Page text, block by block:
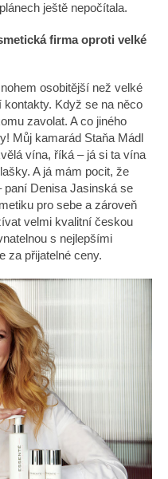
ještě nepočítala.
firma oproti velké
osobitější než velké
Když se na něco
zavolat. A co jiného
Můj kamarád Staňa Mádl
vína, říká – já si ta vína
A já mám pocit, že
paní Denisa Jasinská se
pro sebe a zároveň
velmi kvalitní českou
s nejlepšími
za přijatelné ceny.